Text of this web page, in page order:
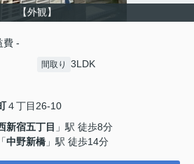
【外観】
費 -
間取り 3LDK
４丁目26-10
新宿五丁目 」駅 徒歩8分
「中野新橋 」駅 徒歩14分